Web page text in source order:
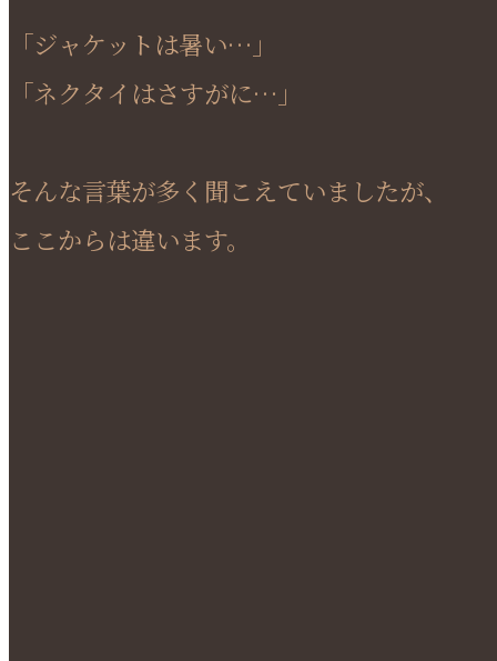
「ジャケットは暑い…」
「ネクタイはさすがに…」
そんな言葉が多く聞こえていましたが、
ここからは違います。